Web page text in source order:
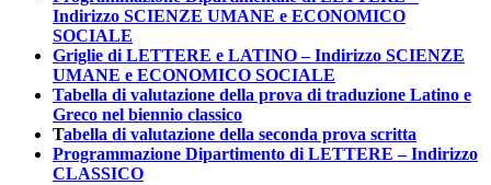
Indirizzo SCIENZE UMANE e ECONOMICO
SOCIALE
Griglie di LETTERE e LATINO – Indirizzo SCIENZE
UMANE e ECONOMICO SOCIALE
Tabella di valutazione della prova di traduzione Latino e
Greco nel biennio classico
Tabella di valutazione della seconda prova scritta
Programmazione Dipartimento di LETTERE – Indirizzo
CLASSICO